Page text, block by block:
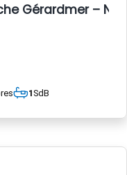
Gérardmer –
1SdB